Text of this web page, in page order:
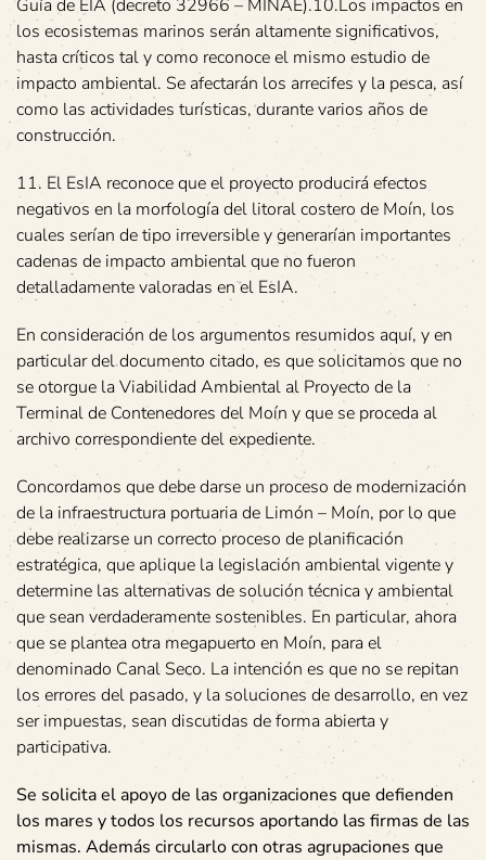
Guía de EIA (decreto 32966 – MINAE).10.Los impactos en
los ecosistemas marinos serán altamente significativos,
hasta críticos tal y como reconoce el mismo estudio de
impacto ambiental. Se afectarán los arrecifes y la pesca, así
como las actividades turísticas, durante varios años de
construcción.
11. El EsIA reconoce que el proyecto producirá efectos
negativos en la morfología del litoral costero de Moín, los
cuales serían de tipo irreversible y generarían importantes
cadenas de impacto ambiental que no fueron
detalladamente valoradas en el EsIA.
En consideración de los argumentos resumidos aquí, y en
particular del documento citado, es que solicitamos que no
se otorgue la Viabilidad Ambiental al Proyecto de la
Terminal de Contenedores del Moín y que se proceda al
archivo correspondiente del expediente.
Concordamos que debe darse un proceso de modernización
de la infraestructura portuaria de Limón – Moín, por lo que
debe realizarse un correcto proceso de planificación
estratégica, que aplique la legislación ambiental vigente y
determine las alternativas de solución técnica y ambiental
que sean verdaderamente sostenibles. En particular, ahora
que se plantea otra megapuerto en Moín, para el
denominado Canal Seco. La intención es que no se repitan
los errores del pasado, y la soluciones de desarrollo, en vez
ser impuestas, sean discutidas de forma abierta y
participativa.
Se solicita el apoyo de las organizaciones que defienden
los mares y todos los recursos aportando las firmas de las
mismas. Además circularlo con otras agrupaciones que